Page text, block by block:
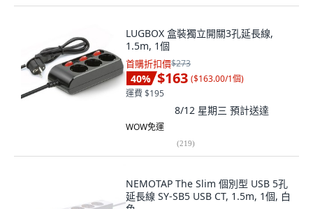
LUGBOX 盒裝獨立開關3孔延長線,
1.5m, 1個
首購折扣價$273
40% $163 ($163.00/1個)
運費 $195
8/12 星期三 預計送達
WOW免運
(219)
NEMOTAP The Slim 個別型 USB 5孔
延長線 SY-SB5 USB CT, 1.5m, 1個, 白